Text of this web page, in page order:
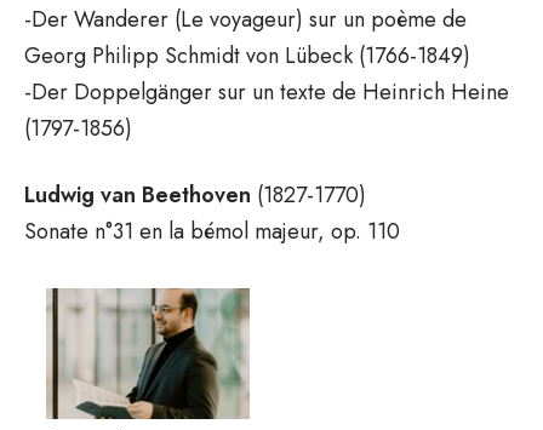
-Der Wanderer (Le voyageur) sur un poème de
Georg Philipp Schmidt von Lübeck (1766-1849)
-Der Doppelgänger sur un texte de Heinrich Heine
(1797-1856)
Ludwig van Beethoven (1827-1770)
Sonate n°31 en la bémol majeur, op. 110